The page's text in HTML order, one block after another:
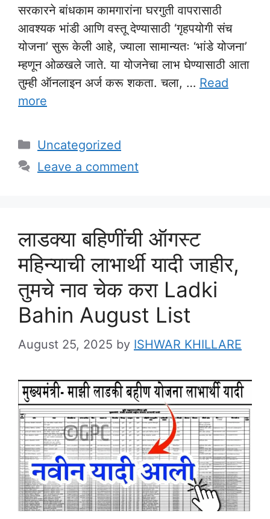
सरकारने बांधकाम कामगारांना घरगुती वापरासाठी
आवश्यक भांडी आणि वस्तू देण्यासाठी ‘गृहपयोगी संच
योजना’ सुरू केली आहे, ज्याला सामान्यतः ‘भांडे योजना’
म्हणून ओळखले जाते. या योजनेचा लाभ घेण्यासाठी आता
तुम्ही ऑनलाइन अर्ज करू शकता. चला, … Read
more
Categories
Uncategorized
Leave a comment
लाडक्या बहिणींची ऑगस्ट
महिन्याची लाभार्थी यादी जाहीर,
तुमचे नाव चेक करा Ladki
Bahin August List
August 25, 2025 by ISHWAR KHILLARE